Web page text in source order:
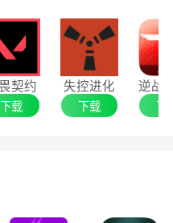
模式中也可以扮演这些
遇 5 个“不寻常”的普
。
据你的表现调整敌人
契约
下载
失控进化
下载 下